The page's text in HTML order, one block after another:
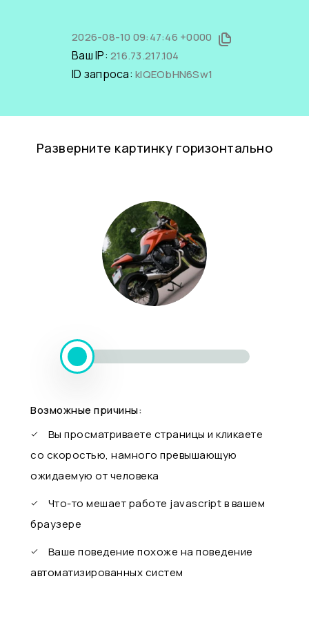
2026-08-10 09:47:46 +0000
Ваш IP: 216.73.217.104
ID запроса: klQEObHN6Sw1
Разверните картинку горизонтально
Возможные причины:
Вы просматриваете страницы и кликаете
со скоростью, намного превышающую
ожидаемую от человека
Что-то мешает работе javascript в вашем
браузере
Ваше поведение похоже на поведение
автоматизированных систем